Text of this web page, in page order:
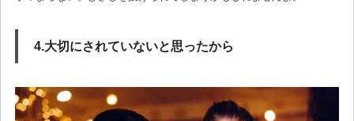
4.大切にされていないと思ったから